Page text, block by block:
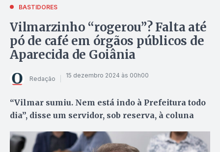
BASTIDORES
Vilmarzinho “rogerou”? Falta até
pó de café em órgãos públicos de
Aparecida de Goiânia
Redação 15 dezembro 2024 às 00h00
“Vilmar sumiu. Nem está indo à Prefeitura todo
dia”, disse um servidor, sob reserva, à coluna